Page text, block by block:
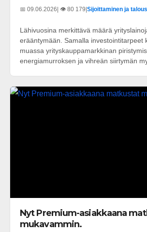
📅 09.06.2026 | 👁️ 80 179 Sijoittaminen ja talous
Lähivuosina merkittävä määrä
erääntymään. Samalla investointitarpeet
muassa yrityskauppamarkkinan
energiamurroksen ja vihreän siirtymän
Nyt Premium-asiakkaana
mukavammin.